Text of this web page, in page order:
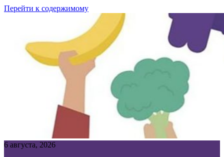
Перейти к содержимому
6 августа, 2026